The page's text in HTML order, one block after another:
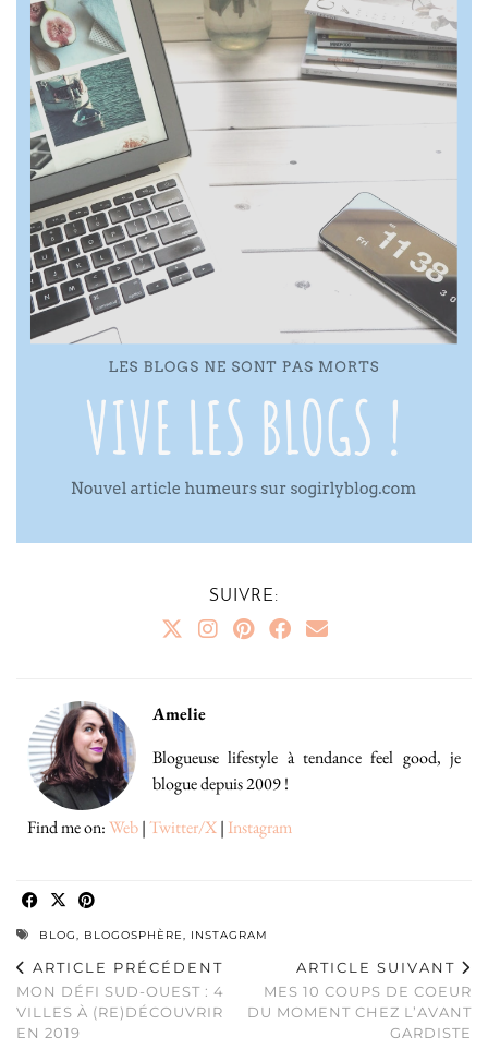
SUIVRE:
Amelie
Blogueuse lifestyle à tendance feel good, je
blogue depuis 2009 !
Find me on:Web|Twitter/X| Instagram
BLOG, BLOGOSPHÈRE, INSTAGRAM
ARTICLE PRÉCÉDENT
MON DÉFI SUD-OUEST : 4
VILLES À (RE)DÉCOUVRIR
EN 2019
ARTICLE SUIVANT
MES 10 COUPS DE COEUR
DU MOMENT CHEZ L’AVANT
GARDISTE